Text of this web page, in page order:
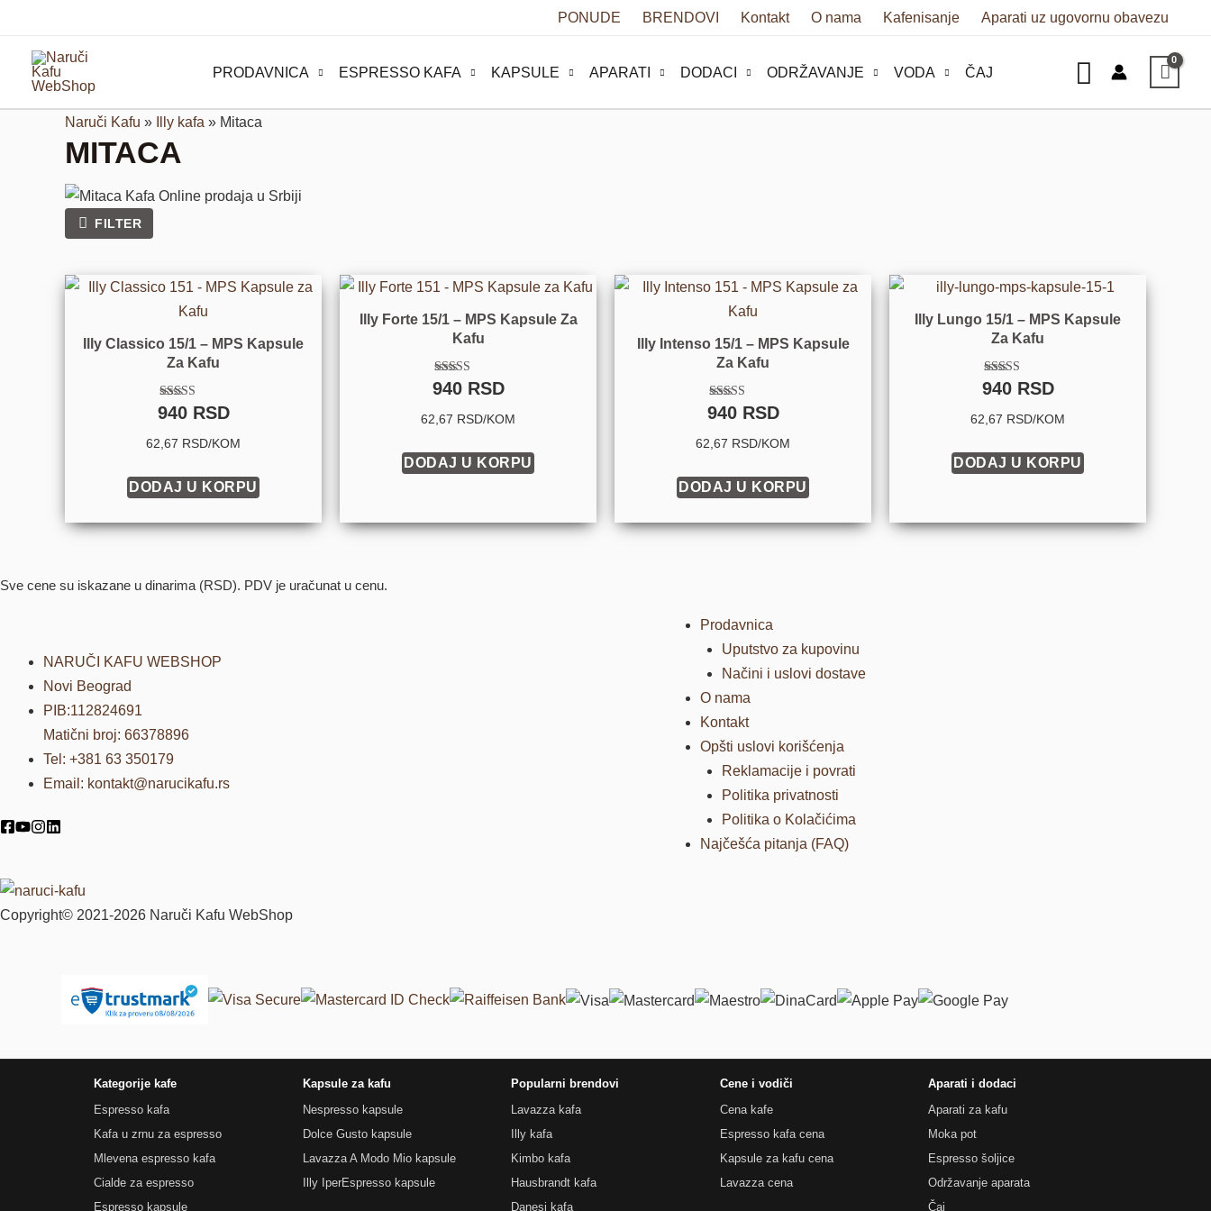
sadržaj
PONUDE BRENDOVI Kontakt O nama Kafenisanje Aparati uz ugovornu obavezu
PRODAVNICA ESPRESSO KAFA KAPSULE APARATI DODACI ODRŽAVANJE VODA ČAJ Pretraga
Naruči Kafu » Illy kafa » Mitaca
MITACA
FILTER
Illy Classico 15/1 – MPS Kapsule
Za Kafu
Ocenjeno sa
4.94
940 RSD
62,67 RSD/KOM
DODAJ U KORPU
Illy Forte 15/1 – MPS Kapsule Za
Kafu
Ocenjeno sa
5.00
940 RSD
62,67 RSD/KOM
DODAJ U KORPU
Illy Intenso 15/1 – MPS Kapsule
Za Kafu
Ocenjeno sa
4.92
940 RSD
62,67 RSD/KOM
DODAJ U KORPU
Illy Lungo 15/1 – MPS Kapsule
Za Kafu
Ocenjeno sa
4.88
940 RSD
62,67 RSD/KOM
DODAJ U KORPU
Sve cene su iskazane u dinarima (RSD). PDV je uračunat u cenu.
NARUČI KAFU WEBSHOP
Novi Beograd
PIB:112824691
Matični broj: 66378896
Tel: +381 63 350179
Email: kontakt@narucikafu.rs
Prodavnica
Uputstvo za kupovinu
Načini i uslovi dostave
O nama
Kontakt
Opšti uslovi korišćenja
Reklamacije i povrati
Politika privatnosti
Politika o Kolačićima
Najčešća pitanja (FAQ)
Copyright© 2021-2026 Naruči Kafu WebShop
Kategorije kafe
Espresso kafa
Kafa u zrnu za espresso
Mlevena espresso kafa
Cialde za espresso
Espresso kapsule
Kapsule za kafu
Nespresso kapsule
Dolce Gusto kapsule
Lavazza A Modo Mio kapsule
Illy IperEspresso kapsule
Popularni brendovi
Lavazza kafa
Illy kafa
Kimbo kafa
Hausbrandt kafa
Danesi kafa
Cene i vodiči
Cena kafe
Espresso kafa cena
Kapsule za kafu cena
Lavazza cena
Aparati i dodaci
Aparati za kafu
Moka pot
Espresso šoljice
Održavanje aparata
Čaj